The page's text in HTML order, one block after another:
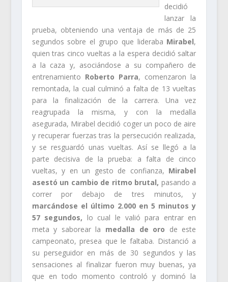
decidió
lanzar la
prueba, obteniendo una ventaja de más de 25
segundos sobre el grupo que lideraba Mirabel,
quien tras cinco vueltas a la espera decidió saltar
a la caza y, asociándose a su compañero de
entrenamiento Roberto Parra, comenzaron la
remontada, la cual culminó a falta de 13 vueltas
para la finalización de la carrera. Una vez
reagrupada la misma, y con la medalla
asegurada, Mirabel decidió coger un poco de aire
y recuperar fuerzas tras la persecución realizada,
y se resguardó unas vueltas. Así se llegó a la
parte decisiva de la prueba: a falta de cinco
vueltas, y en un gesto de confianza, Mirabel
asestó un cambio de ritmo brutal, pasando a
correr por debajo de tres minutos, y
marcándose el último 2.000 en 5 minutos y
57 segundos, lo cual le valió para entrar en
meta y saborear la medalla de oro de este
campeonato, presea que le faltaba. Distanció a
su perseguidor en más de 30 segundos y las
sensaciones al finalizar fueron muy buenas, ya
que en todo momento controló y dominó la